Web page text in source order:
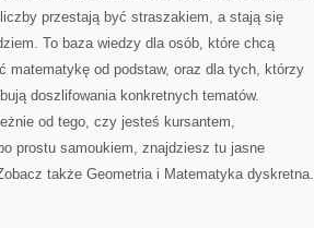
przestają być straszakiem, a stają się
To baza wiedzy dla osób, które chcą
matematykę od podstaw, oraz dla tych, którzy
doszlifowania konkretnych tematów.
od tego, czy jesteś kursantem,
prostu samoukiem, znajdziesz tu jasne
także Geometria i Matematyka dyskretna.